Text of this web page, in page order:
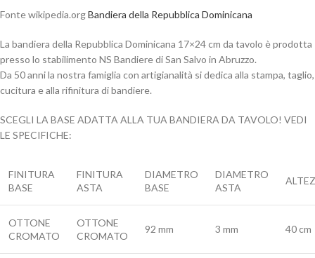
Fonte wikipedia.orgBandiera della Repubblica Dominicana
La bandiera della Repubblica Dominicana 17×24 cm da tavolo è prodotta
presso lo stabilimento NS Bandiere di San Salvo in Abruzzo.
Da 50 anni la nostra famiglia con artigianalità si dedica alla stampa, taglio,
cucitura e alla rifinitura di bandiere.
SCEGLI LA BASE ADATTA ALLA TUA BANDIERA DA TAVOLO! VEDI
LE SPECIFICHE:
FINITURA
BASE
FINITURA
ASTA
DIAMETRO
BASE
DIAMETRO
ASTA
OTTONE
CROMATO
OTTONE
CROMATO
92 mm 3 mm 40 cm